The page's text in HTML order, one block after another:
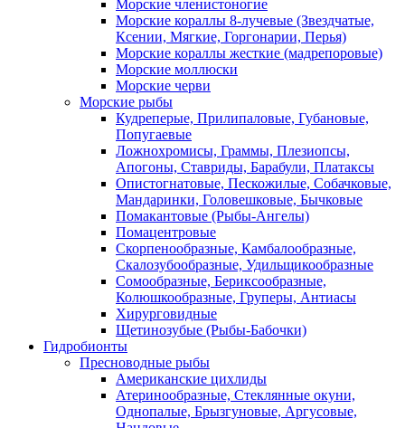
Морские членистоногие
Морские кораллы 8-лучевые (Звездчатые,
Ксении, Мягкие, Горгонарии, Перья)
Морские кораллы жесткие (мадрепоровые)
Морские моллюски
Морские черви
Морские рыбы
Кудреперые, Прилипаловые, Губановые,
Попугаевые
Ложнохромисы, Граммы, Плезиопсы,
Апогоны, Ставриды, Барабули, Платаксы
Опистогнатовые, Пескожилые, Собачковые,
Мандаринки, Головешковые, Бычковые
Помакантовые (Рыбы-Ангелы)
Помацентровые
Скорпенообразные, Камбалообразные,
Скалозубообразные, Удильщикообразные
Сомообразные, Бериксообразные,
Колюшкообразные, Груперы, Антиасы
Хирурговидные
Щетинозубые (Рыбы-Бабочки)
Гидробионты
Пресноводные рыбы
Американские цихлиды
Атеринообразные, Стеклянные окуни,
Однопалые, Брызгуновые, Аргусовые,